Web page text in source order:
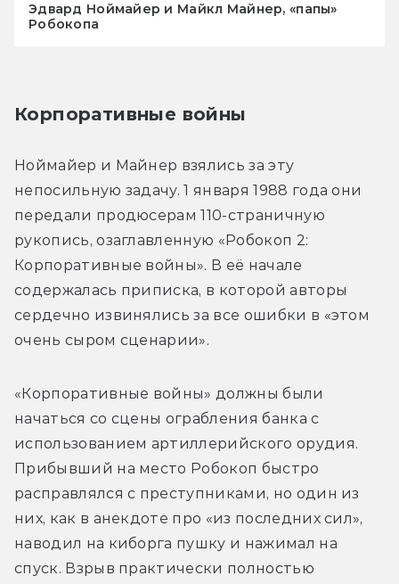
Эдвард Ноймайер и Майкл Майнер, «папы»
Робокопа
Корпоративные войны
Ноймайер и Майнер взялись за эту
непосильную задачу. 1 января 1988 года они
передали продюсерам 110-страничную
рукопись, озаглавленную «Робокоп 2:
Корпоративные войны». В её начале
содержалась приписка, в которой авторы
сердечно извинялись за все ошибки в «этом
очень сыром сценарии».
«Корпоративные войны» должны были
начаться со сцены ограбления банка с
использованием артиллерийского орудия.
Прибывший на место Робокоп быстро
расправлялся с преступниками, но один из
них, как в анекдоте про «из последних сил»,
наводил на киборга пушку и нажимал на
спуск. Взрыв практически полностью